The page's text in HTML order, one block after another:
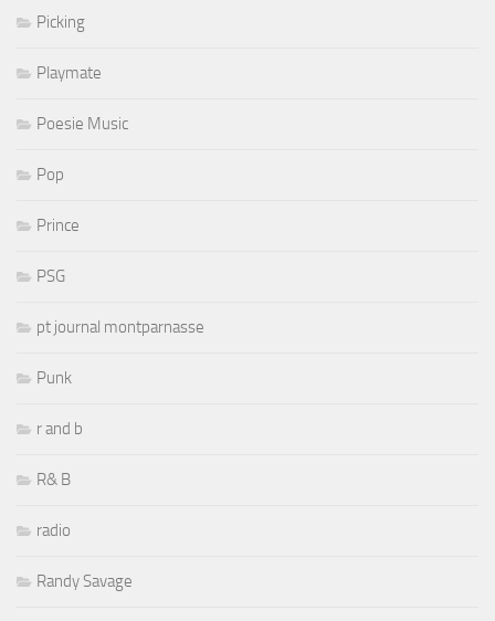
Picking
Playmate
Poesie Music
Pop
Prince
PSG
pt journal montparnasse
Punk
r and b
R& B
radio
Randy Savage